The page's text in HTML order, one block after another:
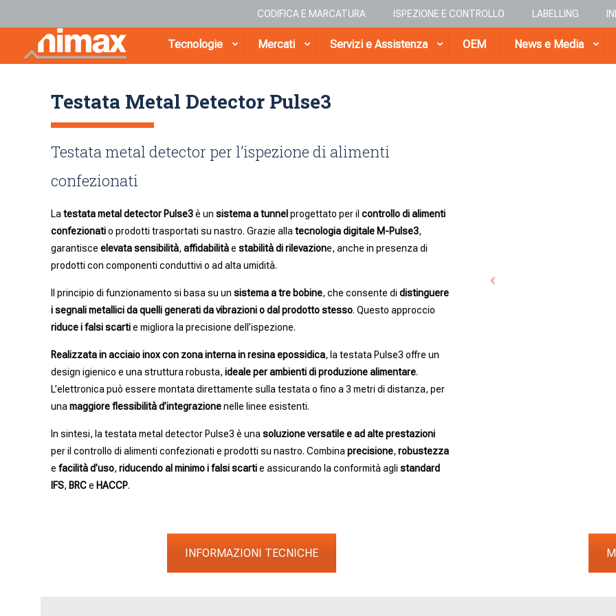
CODIFICA E MARCATURA ISPEZIONE E CONTROLLO LABELLING
Tecnologie Mercati Servizi e Assistenza OEM News e Media
Testata Metal Detector Pulse3
Testata metal detector per l’ispezione di alimenti
confezionati
La testata metal detector Pulse3è unsistema a tunnel progettato per il controllo di alimenti
confezionatio prodotti trasportati su nastro. Grazie allatecnologia digitale M-Pulse3,
garantisceelevata sensibilità,affidabilitàestabilità di rilevazione, anche in presenza di
prodotti con componenti conduttivi o ad alta umidità.
Il principio di funzionamento si basa su unsistema a tre bobine, che consente didistinguere
i segnali metallici da quelli generati da vibrazioni o dal prodotto stesso. Questo approccio
riduce i falsi scartie migliora la precisione dell’ispezione.
Realizzata in acciaio inox con zona interna in resina epossidica, la testata Pulse3 offre un
design igienico e una struttura robusta,ideale per ambienti di produzione alimentare.
L’elettronica può essere montata direttamente sulla testata o fino a 3 metri di distanza, per
unamaggiore flessibilità d’integrazionenelle linee esistenti.
In sintesi, la testata metal detector Pulse3 è unasoluzione versatile e ad alte prestazioni
per il controllo di alimenti confezionati e prodotti su nastro. Combinaprecisione,robustezza
efacilità d’uso,riducendo al minimo i falsi scartie assicurando la conformità agli standard
IFS, BRCe HACCP.
INFORMAZIONI TECNICHE